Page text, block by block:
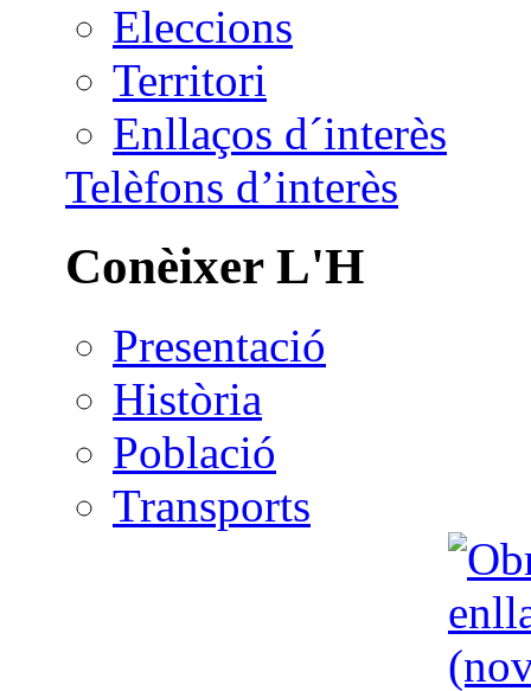
Eleccions
Territori
Enllaços d´interès
Telèfons d’interès
Conèixer L'H
Presentació
Història
Població
Transports